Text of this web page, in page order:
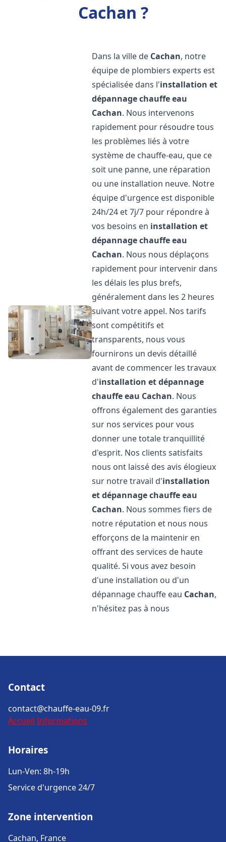
Cachan ?
Dans la ville de Cachan, notre
équipe de plombiers experts est
spécialisée dans l'installation et
dépannage chauffe eau
Cachan. Nous intervenons
rapidement pour résoudre tous
les problèmes liés à votre
système de chauffe-eau, que ce
soit une panne, une réparation
ou une installation neuve. Notre
équipe d'urgence est disponible
24h/24 et 7j/7 pour répondre à
vos besoins en installation et
dépannage chauffe eau
Cachan. Nous nous déplaçons
rapidement pour intervenir dans
les délais les plus brefs,
généralement dans les 2 heures
suivant votre appel. Nos tarifs
sont compétitifs et
transparents, nous vous
fournirons un devis détaillé
avant de commencer les travaux
d'installation et dépannage
chauffe eau Cachan. Nous
offrons également des garanties
sur nos services pour vous
donner une totale tranquillité
d'esprit. Nos clients satisfaits
nous ont laissé des avis élogieux
sur notre travail d'installation
et dépannage chauffe eau
Cachan. Nous sommes fiers de
notre réputation et nous nous
efforçons de la maintenir en
offrant des services de haute
qualité. Si vous avez besoin
d'une installation ou d'un
dépannage chauffe eau Cachan,
n'hésitez pas à nous
Contact
contact@chauffe-eau-09.fr
Accueil Informations
Horaires
Lun-Ven: 8h-19h
Service d'urgence 24/7
Zone intervention
Cachan, France